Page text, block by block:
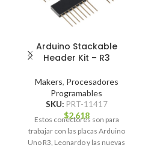
Arduino Stackable
Header Kit – R3
Makers, Procesadores
Programables
SKU: PRT-11417
$2.618
Estos conectores son para
trabajar con las placas Arduino
Uno R3, Leonardo y las nuevas